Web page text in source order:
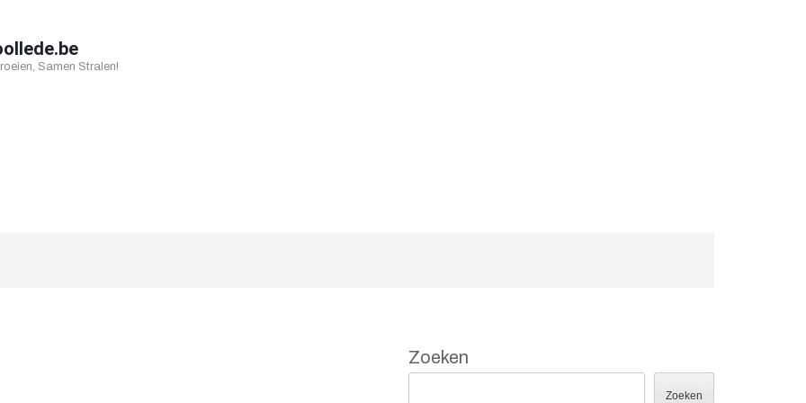
Samen Stralen!
Zoeken
Zoeken